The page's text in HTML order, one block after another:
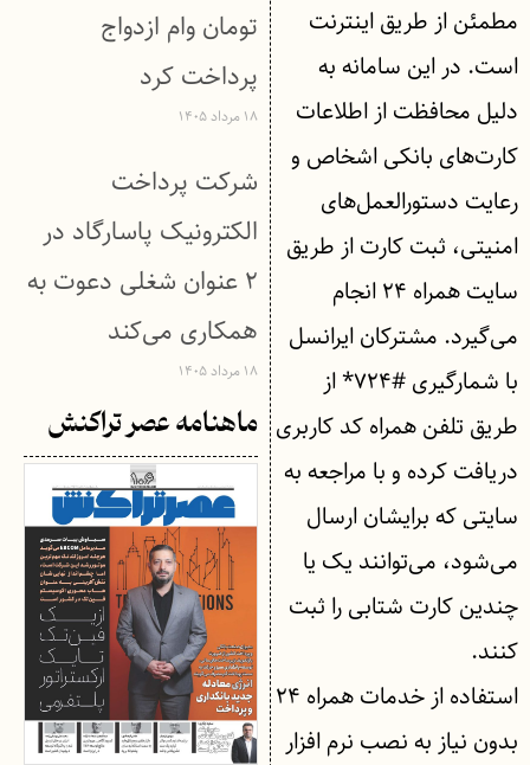
مطمئن از طریق اینترنت
است. در این سامانه به
دلیل محافظت از اطلاعات
کارت‌های بانکی اشخاص و
رعایت دستورالعمل‌های
امنیتی، ثبت کارت از طریق
سایت همراه ۲۴ انجام
می‌گیرد. مشترکان ایرانسل
با شمارگیری #۷۲۴* از
طریق تلفن همراه کد کاربری
دریافت کرده و با مراجعه به
سایتی که برایشان ارسال
می‌شود، می‌توانند یک یا
چندین کارت شتابی را ثبت
کنند.
استفاده از خدمات همراه ۲۴
بدون نیاز به نصب نرم افزار
تومان وام ازدواج
پرداخت کرد
۱۸ مرداد ۱۴۰۵
شرکت پرداخت
الکترونیک پاسارگاد در
۲ عنوان شغلی دعوت به
همکاری می‌کند
۱۸ مرداد ۱۴۰۵
ماهنامه عصر تراکنش